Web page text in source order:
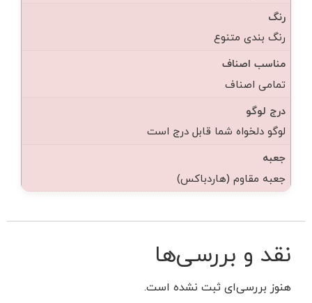
رنگ
رنگ بندی متنوع
مناسب اصناف
تمامی اصناف
درج لوگو
لوگو دلخواه شما قابل درج است
جعبه
جعبه مقاوم (هاردباکس)
نقد و بررسی‌ها
هنوز بررسی‌ای ثبت نشده است.